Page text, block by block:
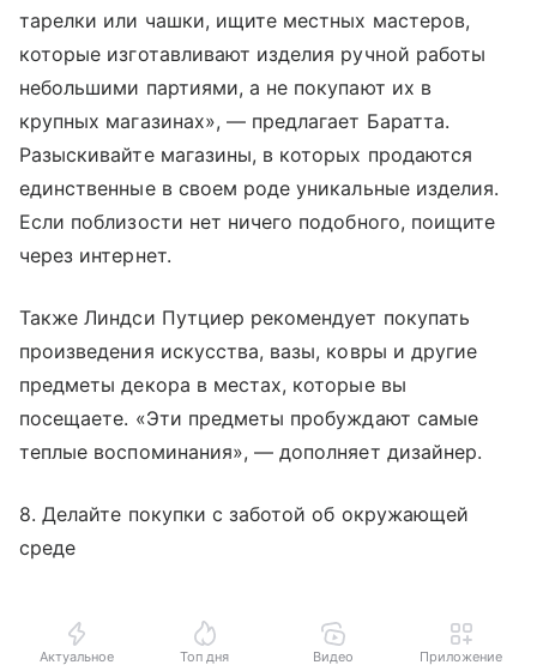
тарелки или чашки, ищите местных мастеров,
которые изготавливают изделия ручной работы
небольшими партиями, а не покупают их в
крупных магазинах», — предлагает Баратта.
Разыскивайте магазины, в которых продаются
единственные в своем роде уникальные изделия.
Если поблизости нет ничего подобного, поищите
через интернет.
Также Линдси Путциер рекомендует покупать
произведения искусства, вазы, ковры и другие
предметы декора в местах, которые вы
посещаете. «Эти предметы пробуждают самые
теплые воспоминания», — дополняет дизайнер.
8. Делайте покупки с заботой об окружающей
среде
Актуальное Топ дня Видео Приложение